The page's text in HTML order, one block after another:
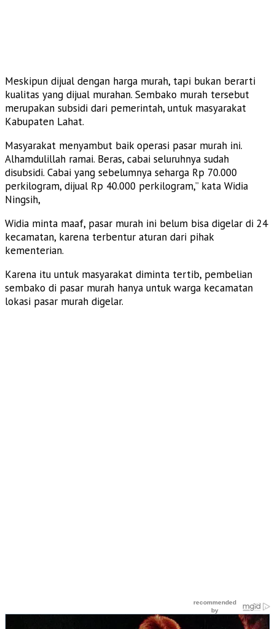
Meskipun dijual dengan harga murah, tapi bukan berarti
kualitas yang dijual murahan. Sembako murah tersebut
merupakan subsidi dari pemerintah, untuk masyarakat
Kabupaten Lahat.
Masyarakat menyambut baik operasi pasar murah ini.
Alhamdulillah ramai. Beras, cabai seluruhnya sudah
disubsidi. Cabai yang sebelumnya seharga Rp 70.000
perkilogram, dijual Rp 40.000 perkilogram,” kata Widia
Ningsih,
Widia minta maaf, pasar murah ini belum bisa digelar di 24
kecamatan, karena terbentur aturan dari pihak
kementerian.
Karena itu untuk masyarakat diminta tertib, pembelian
sembako di pasar murah hanya untuk warga kecamatan
lokasi pasar murah digelar.